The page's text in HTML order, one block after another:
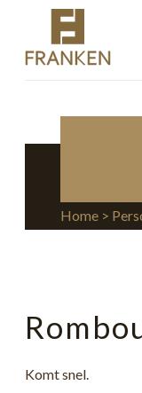
Home >
Komt snel.